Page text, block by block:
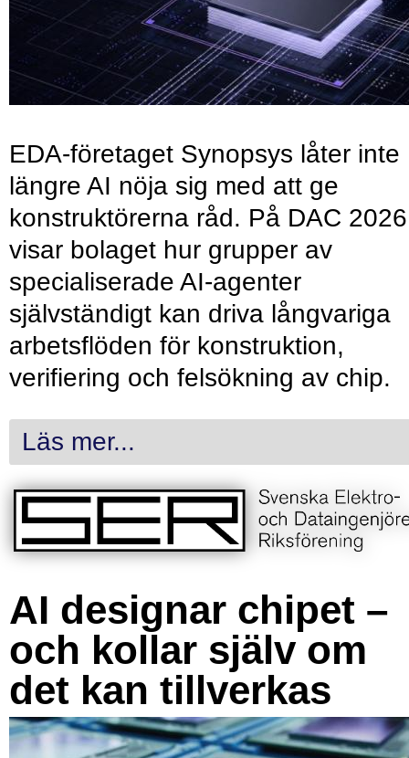
EDA-företaget Synopsys låter inte
längre AI nöja sig med att ge
konstruktörerna råd. På DAC 2026
visar bolaget hur grupper av
specialiserade AI-agenter
självständigt kan driva långvariga
arbetsflöden för konstruktion,
verifiering och felsökning av chip.
Läs mer...
AI designar chipet –
och kollar själv om
det kan tillverkas